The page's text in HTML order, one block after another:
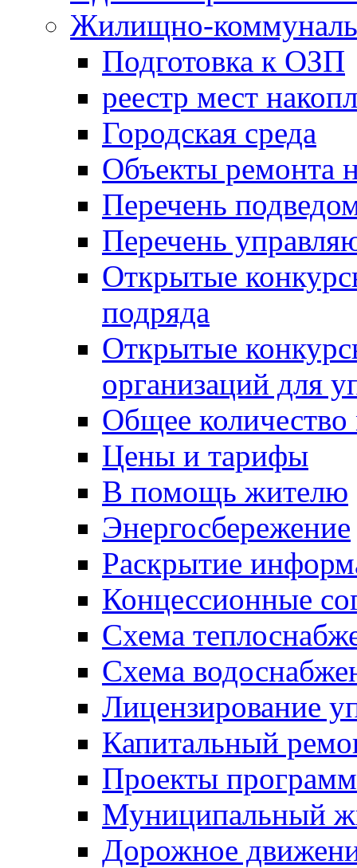
Жилищно-
Подготовка к ОЗП
реестр мест
Городская среда
Объекты ремонта
Перечень
Перечень
Открытые
подряда
Открытые
организаций для
Общее
Цены и тарифы
В помощь жителю
Энергосбережение
Раскрытие
Концессионные
Схема
Схема
Лицензирование
Капитальный
Проекты программ
Муниципальный
Дорожное